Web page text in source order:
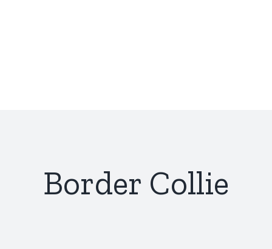
Border Collie